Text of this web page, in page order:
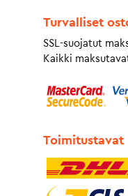
Turvalliset
SSL-suojatut
Kaikki
Toimitustavat